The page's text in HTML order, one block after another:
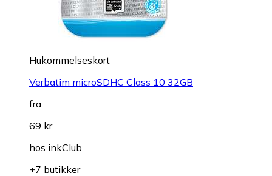
Hukommelseskort
Verbatim microSDHC Class 10 32GB
fra
69 kr.
hos inkClub
+7 butikker